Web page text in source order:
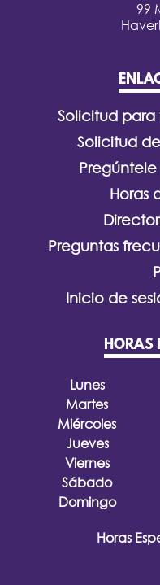
99
Solicitud
Solicitud
Horas
Preguntas
Inicio de
HORAS
Lunes
Martes
Miércoles
Jueves
Viernes
Sábado
Domingo
Horas